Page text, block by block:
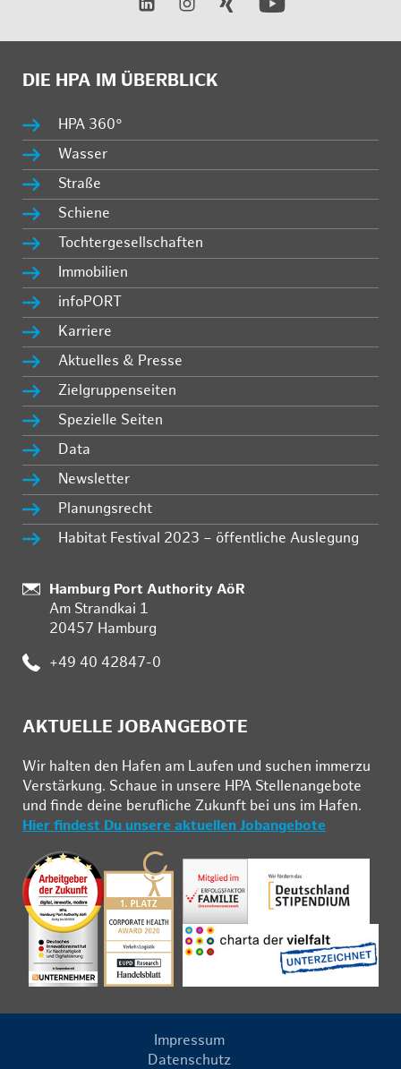
DIE HPA IM ÜBERBLICK
HPA 360°
Wasser
Straße
Schiene
Tochtergesellschaften
Immobilien
infoPORT
Karriere
Aktuelles & Presse
Zielgruppenseiten
Spezielle Seiten
Data
Newsletter
Planungsrecht
Habitat Festival 2023 – öffentliche Auslegung
Standort:
Hamburg Port Authority AöR
Am Strandkai 1
20457 Hamburg
Telefon:
+49 40 42847-0
AKTUELLE JOBANGEBOTE
Wir hal­ten den Ha­fen am Lau­fen und su­chen im­mer­zu
Ver­stär­kung. Schau­e in un­se­re HPA Stel­len­an­ge­bo­te
und fin­de deine be­ruf­li­che Zu­kunft bei uns im Ha­fen.
Hier findest Du unsere aktuellen Jobangebote
Impressum
Datenschutz